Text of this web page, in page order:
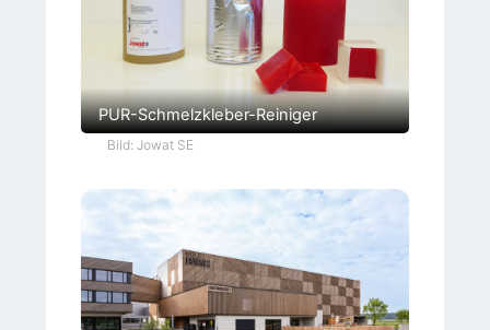
PUR-Schmelzkleber-Reiniger
Bild: Jowat SE